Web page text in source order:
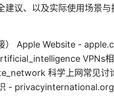
议、以及实际使用场景
） Apple Website -
VPNs
科学上网常见讨
- privacyinternational.org